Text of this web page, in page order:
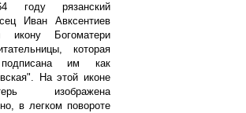
году рязанский
Иван Авксентиев
икону Богоматери
которая
им как
На этой иконе
изображена
в легком повороте